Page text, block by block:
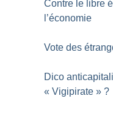
Contre le libre
l’économie
Vote des
Dico
« Vigipirate » ?